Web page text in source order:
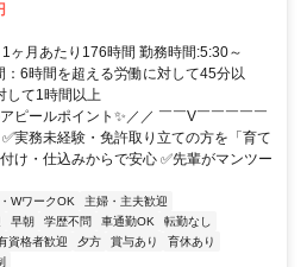
ヶ月あたり176時間 勤務時間:5:30～
：6時間を超える労働に対して45分以
して1時間以上
ピールポイント✨／／ ￣￣V￣￣￣￣￣
実務未経験・免許取り立ての方を「育て
け・仕込みからで安心 ✅先輩がマンツー
WワークOK
主婦・主夫歓迎
早朝 学歴不問 車通勤OK
転勤なし
資格者歓迎 夕方 賞与あり
育休あり